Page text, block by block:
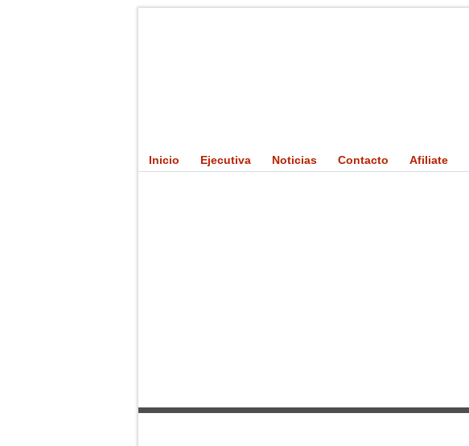
Inicio Ejecutiva Noticias Contacto Afiliate